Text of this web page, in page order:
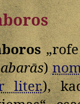
„rofe
abarās)
liter.),